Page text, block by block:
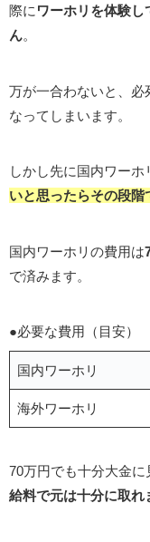
際に ワーホリを体験
ん。
万が一合わないと、必
なってしまいます。
しかし先に国内ワーホ
いと思ったらその段階
国内ワーホリの費用は
で済みます。
●必要な費用（目安）
国内ワーホリ
海外ワーホリ
70万円でも十分大金
給料で元は十分に取れ